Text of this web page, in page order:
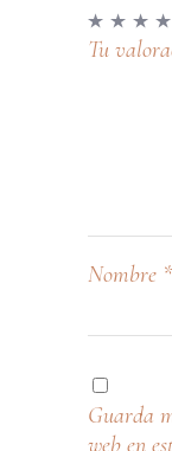
Tu
Nombre *
Guarda